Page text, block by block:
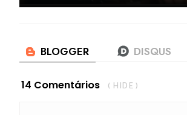
14 Comentários ( HIDE )